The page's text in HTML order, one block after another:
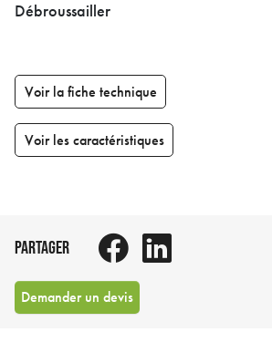
Débroussailler
Voir la fiche technique
Voir les caractéristiques
PARTAGER
Demander un devis